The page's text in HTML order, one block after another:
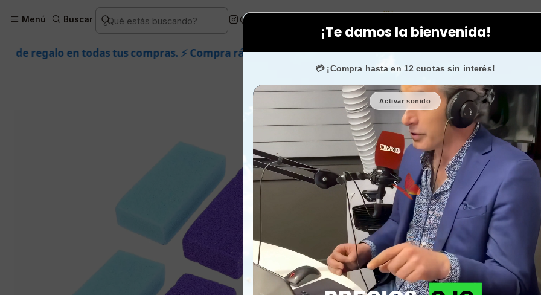
¡Te damos la bienvenida!
💳 ¡Compra hasta en 12 cuotas sin interés!
Activar sonido
Menú Buscar
Dermik Corporal Higiene personal Limas de piedras pomez para los pies
compras. ⚡ Compra rápido y aprovecha. 💙 +50.000 fans enInstagramconfían en nosotros.
Limas de
quitar
🎉 Bienvenid@ 🔥 ¡Hasta
Cantidad